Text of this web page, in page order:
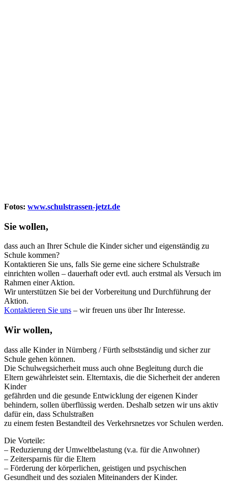
Fotos: www.schulstrassen-jetzt.de
Sie wollen,
dass auch an Ihrer Schule die Kinder sicher und eigenständig zu
Schule kommen?
Kontaktieren Sie uns, falls Sie gerne eine sichere Schulstraße
einrichten wollen – dauerhaft oder evtl. auch erstmal als Versuch im
Rahmen einer Aktion.
Wir unterstützen Sie bei der Vorbereitung und Durchführung der
Aktion.
Kontaktieren Sie uns – wir freuen uns über Ihr Interesse.
Wir wollen,
dass alle Kinder in Nürnberg / Fürth selbstständig und sicher zur
Schule gehen können.
Die Schulwegsicherheit muss auch ohne Begleitung durch die
Eltern gewährleistet sein. Elterntaxis, die die Sicherheit der anderen
Kinder
gefährden und die gesunde Entwicklung der eigenen Kinder
behindern, sollen überflüssig werden. Deshalb setzen wir uns aktiv
dafür ein, dass Schulstraßen
zu einem festen Bestandteil des Verkehrsnetzes vor Schulen werden.
Die Vorteile:
– Reduzierung der Umweltbelastung (v.a. für die Anwohner)
– Zeitersparnis für die Eltern
– Förderung der körperlichen, geistigen und psychischen
Gesundheit und des sozialen Miteinanders der Kinder.